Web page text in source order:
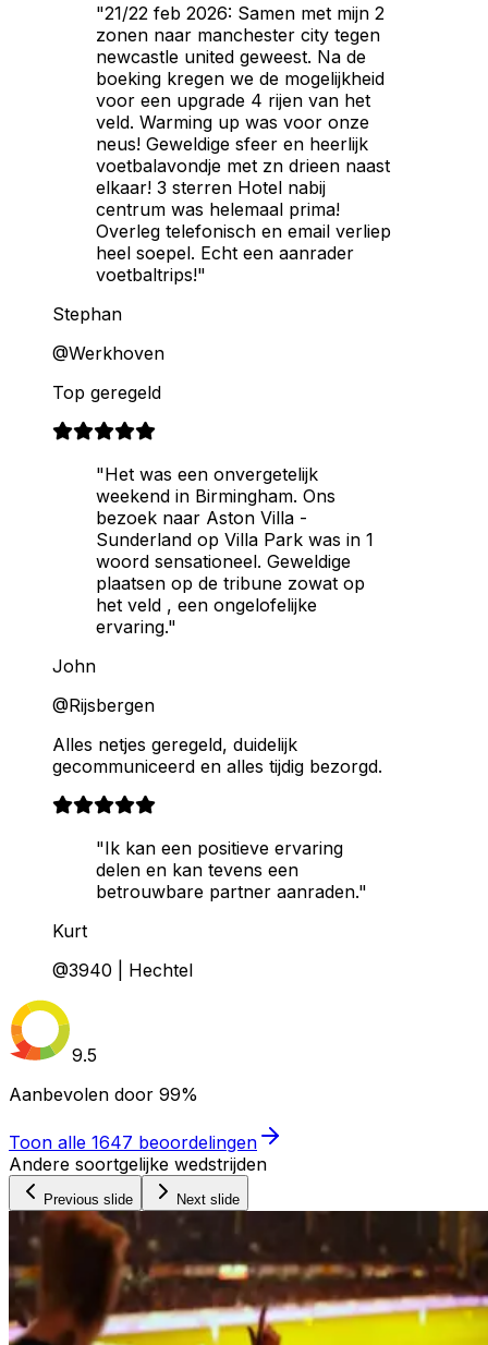
"21/22 feb 2026: Samen met mijn 2
zonen naar manchester city tegen
newcastle united geweest. Na de
boeking kregen we de mogelijkheid
voor een upgrade 4 rijen van het
veld. Warming up was voor onze
neus! Geweldige sfeer en heerlijk
voetbalavondje met zn drieen naast
elkaar! 3 sterren Hotel nabij
centrum was helemaal prima!
Overleg telefonisch en email verliep
heel soepel. Echt een aanrader
voetbaltrips!"
Stephan
@Werkhoven
Top geregeld
"Het was een onvergetelijk
weekend in Birmingham. Ons
bezoek naar Aston Villa -
Sunderland op Villa Park was in 1
woord sensationeel. Geweldige
plaatsen op de tribune zowat op
het veld , een ongelofelijke
ervaring."
John
@Rijsbergen
Alles netjes geregeld, duidelijk
gecommuniceerd en alles tijdig bezorgd.
"Ik kan een positieve ervaring
delen en kan tevens een
betrouwbare partner aanraden."
Kurt
@3940 | Hechtel
9.5
Aanbevolen door 99%
Toon alle 1647 beoordelingen
Andere soortgelijke wedstrijden
Previous slide Next slide